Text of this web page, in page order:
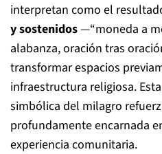
interpretan como el
y sostenidos—“moneda a
alabanza, oración tras
transformar espacios
infraestructura religiosa.
simbólica del milagro
profundamente encarnada
experiencia comunitaria.